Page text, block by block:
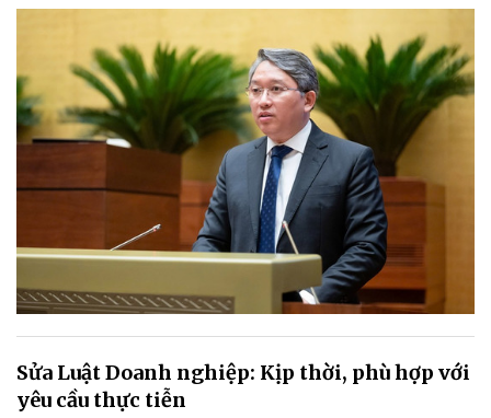
Sửa Luật Doanh nghiệp: Kịp thời, phù hợp với
yêu cầu thực tiễn